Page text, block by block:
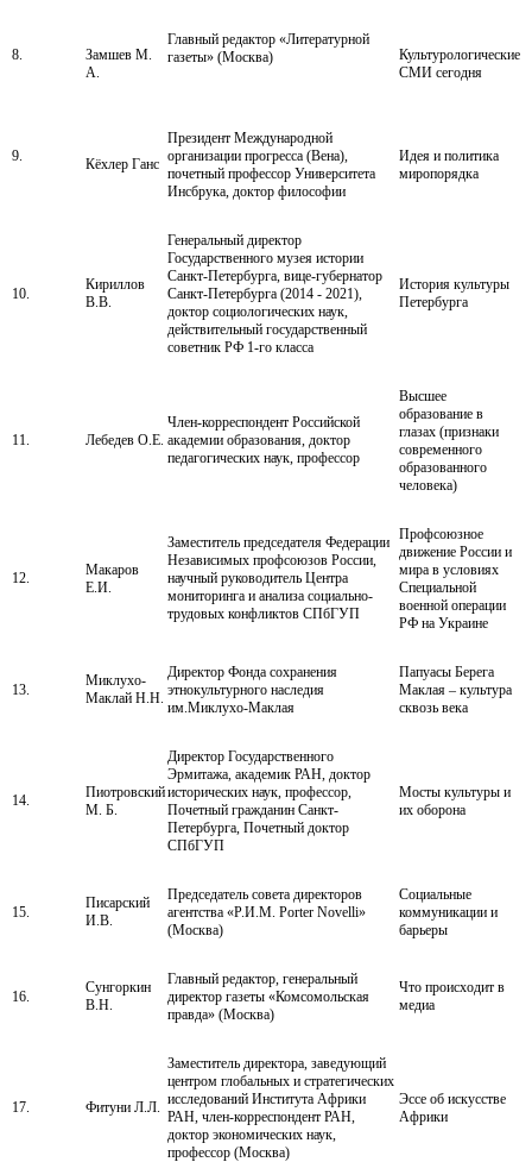
8.
Замшев М.
А.
Главный редактор «Литературной
газеты» (Москва)
Культурологические
СМИ сегодня
9. Кёхлер Ганс
Президент Международной
организации прогресса (Вена),
почетный профессор Университета
Инсбрука, доктор философии
Идея и политика
миропорядка
10.
Кириллов
В.В.
Генеральный директор
Государственного музея истории
Санкт-Петербурга, вице-губернатор
Санкт-Петербурга (2014 - 2021),
доктор социологических наук,
действительный государственный
советник РФ 1-го класса
История культуры
Петербурга
11. Лебедев О.Е.
Член-корреспондент Российской
академии образования, доктор
педагогических наук, профессор
Высшее
образование в
глазах (признаки
современного
образованного
человека)
12.
Макаров
Е.И.
Заместитель председателя Федерации
Независимых профсоюзов России,
научный руководитель Центра
мониторинга и анализа социально-
трудовых конфликтов СПбГУП
Профсоюзное
движение России и
мира в условиях
Специальной
военной операции
РФ на Украине
13.
Миклухо-
Маклай Н.Н.
Директор Фонда сохранения
этнокультурного наследия
им.Миклухо-Маклая
Папуасы Берега
Маклая – культура
сквозь века
14.
Пиотровский
М. Б.
Директор Государственного
Эрмитажа, академик РАН, доктор
исторических наук, профессор,
Почетный гражданин Санкт-
Петербурга, Почетный доктор
СПбГУП
Мосты культуры и
их оборона
15.
Писарский
И.В.
Председатель совета директоров
агентства «Р.И.М. Porter Novelli»
(Москва)
Социальные
коммуникации и
барьеры
16.
Сунгоркин
В.Н.
Главный редактор, генеральный
директор газеты «Комсомольская
правда» (Москва)
Что происходит в
медиа
17. Фитуни Л.Л.
Заместитель директора, заведующий
центром глобальных и стратегических
исследований Института Африки
РАН, член-корреспондент РАН,
доктор экономических наук,
профессор (Москва)
Эссе об искусстве
Африки